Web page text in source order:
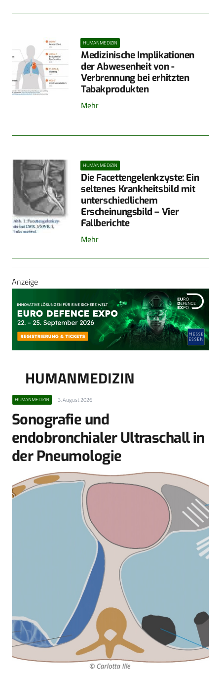
HUMANMEDIZIN
Medizinische Implikationen
der Abwesenheit von ­
Verbrennung bei erhitzten
Tabakprodukten
Mehr
HUMANMEDIZIN
Die Facettengelenkzyste: Ein
seltenes Krankheitsbild mit
unterschiedlichem
Erscheinungsbild – Vier
Fallberichte
Mehr
Anzeige
HUMANMEDIZIN
HUMANMEDIZIN 3. August 2026
Sonografie und
endobronchialer Ultraschall in
der Pneumologie